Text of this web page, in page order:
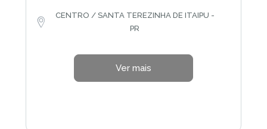
CENTRO / SANTA TEREZINHA DE ITAIPU -
PR
Ver mais